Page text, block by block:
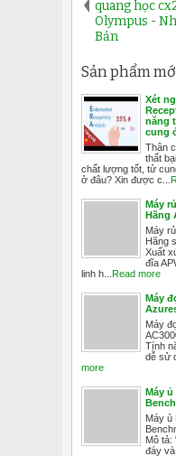
quang học
Olympus -
Bản
Sản phẩm
Xét
năng
cung
Thân
thất
chất lượng tốt, tử
ở đâu? Xin được c...
Máy
Hãng
Máy
Hãng
Xuất
đĩa
linh h...
Read more
Máy
Máy
Tính
dễ sử
more
Máy
Máy ủ
Mô tả:
đáy và